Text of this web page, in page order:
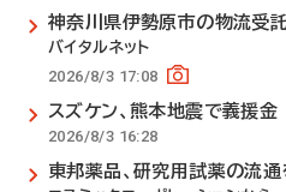
神奈川県伊勢原市の物流受
バイタルネット
2026/8/3 17:08
スズケン、熊本地震で義援金
2026/8/3 16:28
東邦薬品、研究用試薬の流